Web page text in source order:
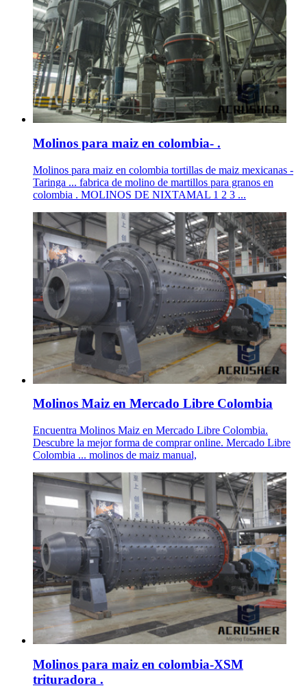
Molinos para maiz en colombia- .
Molinos para maiz en colombia tortillas de maiz mexicanas -
Taringa ... fabrica de molino de martillos para granos en
colombia . MOLINOS DE NIXTAMAL 1 2 3 ...
Molinos Maiz en Mercado Libre Colombia
Encuentra Molinos Maiz en Mercado Libre Colombia.
Descubre la mejor forma de comprar online. Mercado Libre
Colombia ... molinos de maiz manual,
Molinos para maiz en colombia-XSM
trituradora .